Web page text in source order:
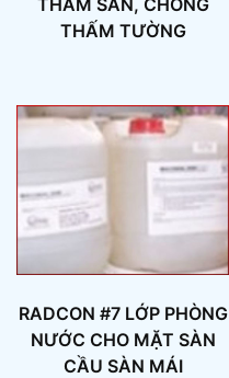
THẤM TƯỜNG
RADCON #7 LỚP PHÒNG
NƯỚC CHO MẶT SÀN
CẦU SÀN MÁI